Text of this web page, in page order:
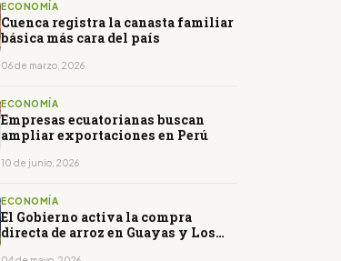
ECONOMÍA
Cuenca registra la canasta familiar
básica más cara del país
06 de marzo, 2026
ECONOMÍA
Empresas ecuatorianas buscan
ampliar exportaciones en Perú
10 de junio, 2026
ECONOMÍA
El Gobierno activa la compra
directa de arroz en Guayas y Los